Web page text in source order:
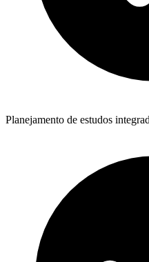
Planejamento de estudos